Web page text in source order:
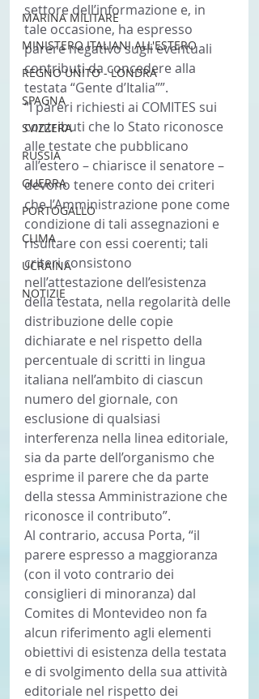
MARINA MILITARE
MINISTERO ITALIANI ALL'ESTERO
REGNO UNITO - LONDRA
SPAGNA
SVIZZERA
RUSSIA
GUERRA
PORTOGALLO
CLIMA
UCRAINA
NOTIZIE
settore dell’informazione e, in
tale occasione, ha espresso
parere negativo sugli eventuali
contributi da concedere alla
testata “Gente d’Italia””.
“I pareri richiesti ai COMITES sui
contributi che lo Stato riconosce
alle testate che pubblicano
all’estero – chiarisce il senatore –
devono tenere conto dei criteri
che l’Amministrazione pone come
condizione di tali assegnazioni e
risultare con essi coerenti; tali
criteri consistono
nell’attestazione dell’esistenza
della testata, nella regolarità delle
distribuzione delle copie
dichiarate e nel rispetto della
percentuale di scritti in lingua
italiana nell’ambito di ciascun
numero del giornale, con
esclusione di qualsiasi
interferenza nella linea editoriale,
sia da parte dell’organismo che
esprime il parere che da parte
della stessa Amministrazione che
riconosce il contributo”.
Al contrario, accusa Porta, “il
parere espresso a maggioranza
(con il voto contrario dei
consiglieri di minoranza) dal
Comites di Montevideo non fa
alcun riferimento agli elementi
obiettivi di esistenza della testata
e di svolgimento della sua attività
editoriale nel rispetto dei